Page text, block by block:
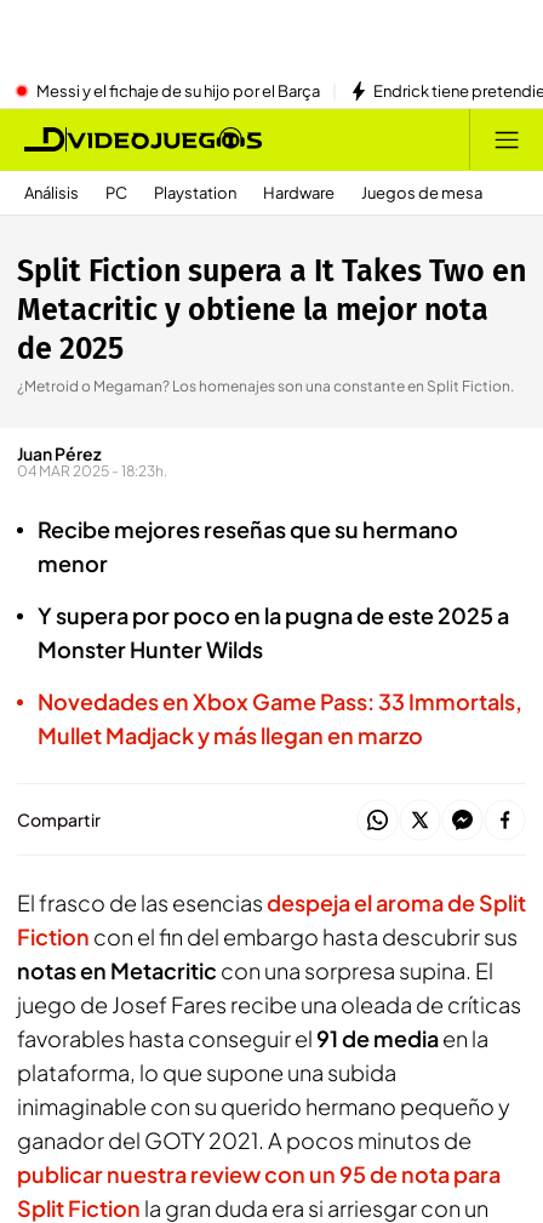
Messi y el fichaje de su hijo por el Barça Endrick tiene
Análisis PC Playstation Hardware Juegos de mesa
Split Fiction supera a It Takes Two en
Metacritic y obtiene la mejor nota
de 2025
¿Metroid o Megaman? Los homenajes son una constante en Split Fiction.
Juan Pérez
04 MAR 2025 - 18:23h.
Recibe mejores reseñas que su hermano
menor
Y supera por poco en la pugna de este 2025 a
Monster Hunter Wilds
Novedades en Xbox Game Pass: 33 Immortals,
Mullet Madjack y más llegan en marzo
Compartir
El frasco de las esenciasdespeja el aroma de Split
Fiction con el fin del embargo hasta descubrir sus
notas en Metacritic con una sorpresa supina. El
juego de Josef Fares recibe una oleada de críticas
favorables hasta conseguir el91 de mediaen la
plataforma, lo que supone una subida
inimaginable con su querido hermano pequeño y
ganador del GOTY 2021. A pocos minutos de
publicar nuestra review con un 95 de nota para
Split Fiction la gran duda era si arriesgar con un